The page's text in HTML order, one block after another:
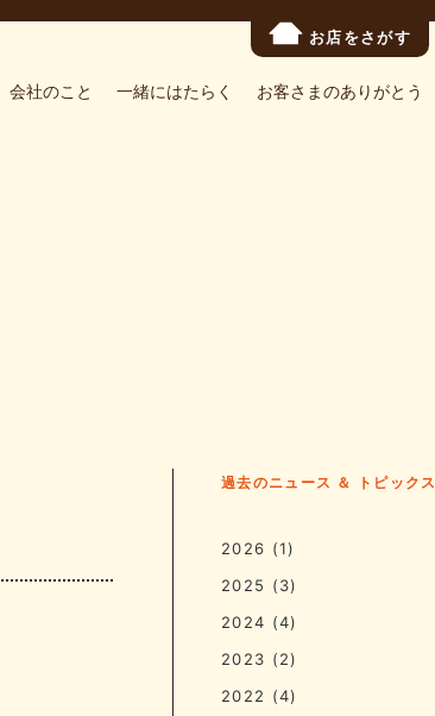
お店をさがす
会社のこと 一緒にはたらく お客さまのありがとう
過去のニュース ＆ トピックス
2026 (1)
2025 (3)
2024 (4)
2023 (2)
2022 (4)